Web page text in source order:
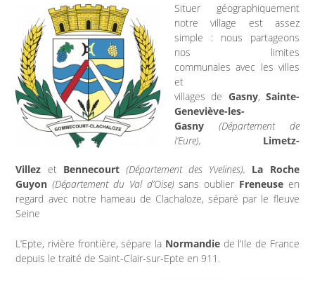
VIE COMMUNALE
École et organisation périscolaire
Bibliothèque
Associations
CCAS
INFOS PRATIQUES
Situer géographiquement
notre village est assez
simple : nous partageons
nos limites
communales avec les villes
et
villages de Gasny, Sainte-
Geneviève-les-
Gasny
(Département de
l’Eure), Limetz-
Villez et Bennecourt (Département des Yvelines), La Roche
Guyon (Département du Val d’Oise) sans oublier Freneuseen
regard avec notre hameau de Clachaloze, séparé par le fleuve
Seine
L’Epte, rivière frontière, sépare la Normandiede l’Ile de France
depuis le traité de Saint-Clair-sur-Epte en 911.